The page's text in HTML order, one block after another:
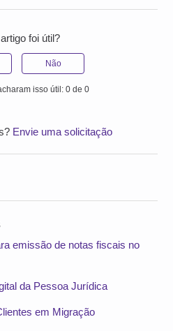
foi útil?
Não
isso útil: 0 de 0
Envie uma solicitação
emissão de notas fiscais no
da Pessoa Jurídica
em Migração